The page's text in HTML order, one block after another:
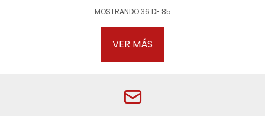
MOSTRANDO36 DE 85
VER MÁS